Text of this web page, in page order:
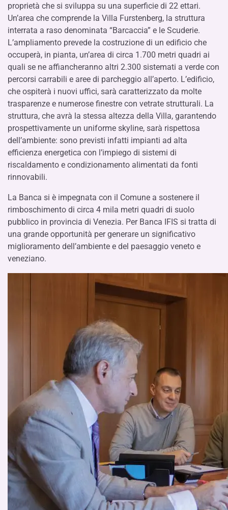
proprietà che si sviluppa su una superficie di 22 ettari.
Un’area che comprende la Villa Furstenberg, la struttura
interrata a raso denominata “Barcaccia” e le Scuderie.
L’ampliamento prevede la costruzione di un edificio che
occuperà, in pianta, un’area di circa 1.700 metri quadri ai
quali se ne affiancheranno altri 2.300 sistemati a verde con
percorsi carrabili e aree di parcheggio all’aperto. L’edificio,
che ospiterà i nuovi uffici, sarà caratterizzato da molte
trasparenze e numerose finestre con vetrate strutturali. La
struttura, che avrà la stessa altezza della Villa, garantendo
prospettivamente un uniforme skyline, sarà rispettosa
dell’ambiente: sono previsti infatti impianti ad alta
efficienza energetica con l’impiego di sistemi di
riscaldamento e condizionamento alimentati da fonti
rinnovabili.
La Banca si è impegnata con il Comune a sostenere il
rimboschimento di circa 4 mila metri quadri di suolo
pubblico in provincia di Venezia. Per Banca IFIS si tratta di
una grande opportunità per generare un significativo
miglioramento dell’ambiente e del paesaggio veneto e
veneziano.